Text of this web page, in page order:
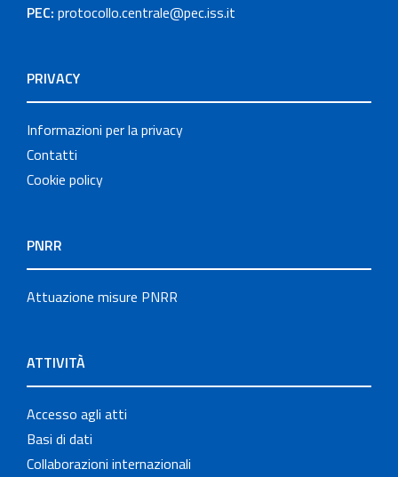
PEC: protocollo.centrale@pec.iss.it
PRIVACY
Informazioni per la privacy
Contatti
Cookie policy
PNRR
Attuazione misure PNRR
ATTIVITÀ
Accesso agli atti
Basi di dati
Collaborazioni internazionali